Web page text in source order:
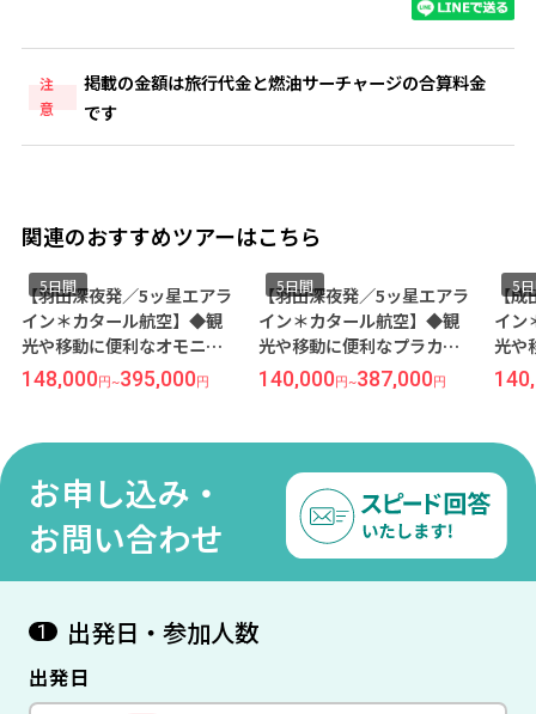
注
意
掲載の金額は旅行代金と燃油サーチャージの合算料金
です
関連のおすすめツアーはこちら
【羽田深夜発／5ッ星エアラ
イン＊カタール航空】◆観
光や移動に便利なオモニア
周辺 4ッ星【メリア ホテ
ル】宿泊◆神話と遺跡の街
5日間
148,000円~395,000円
【羽田深夜発／5ッ星エアラ
イン＊カタール航空】◆観
光や移動に便利なプラカ地
区周辺 3ッ星【プラカホテ
ル】宿泊◆神話と遺跡の街
5日間
140,000円~387,000円
【
イン
光や
区周
ル
5
お申し込み・
お問い合わせ
1 出発日・参加人数
出発日